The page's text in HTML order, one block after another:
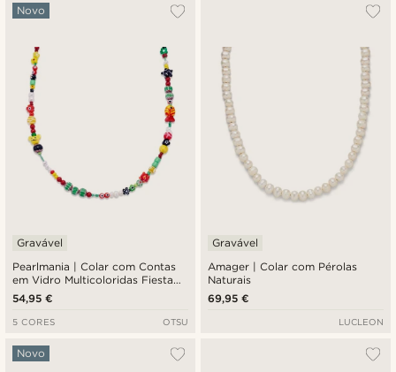
Pearlmania | Colar com Contas
em Vidro Multicoloridas Fiesta
Bazaar
Novo
Gravável
54,95 €
5 CORES OTSU
Amager | Colar com Pérolas
Naturais
Gravável
69,95 €
LUCLEON
Novo